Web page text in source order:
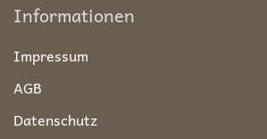
Informationen
Impressum
AGB
Datenschutz